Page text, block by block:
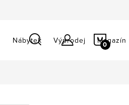
Nábytek Výprodej Magazín